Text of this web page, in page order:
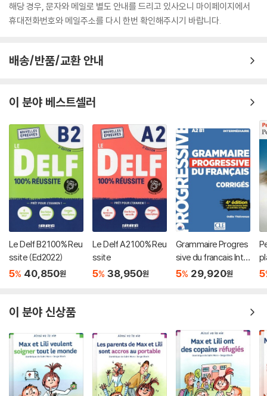
해당 경우, 문자와 메일로 별도 안내를 드리고 있사오니 마이페이지에서
휴대전화번호와 메일주소를 다시 한번 확인해주시기 바랍니다.
배송/반품/교환 안내
이 분야 베스트셀러
Le Delf B2 100% Reu
ssite (Ed2022)
5% 40,850원
Le Delf A2 100% Reu
ssite
5% 38,950원
Grammaire Progres
sive du francais Inte
rmediaire. Corriges
5% 29,920원 5
이 분야 신상품